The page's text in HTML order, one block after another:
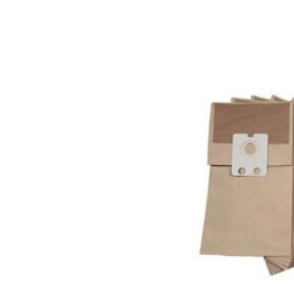
NILFISK ALTO
NILFISK ALTO
NILFISK ALTO
NILFISK ALTO